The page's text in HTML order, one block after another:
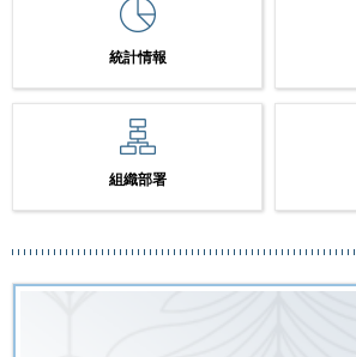
統計情報
組織部署